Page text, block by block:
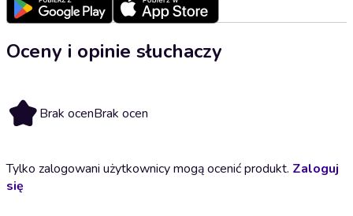
Oceny i opinie słuchaczy
Brak ocenBrak ocen
Tylko zalogowani użytkownicy mogą ocenić produkt. Zaloguj
się